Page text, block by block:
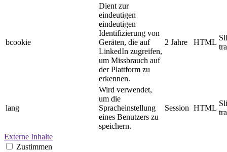
bcookie
Dient zur
eindeutigen
eindeutigen
Identifizierung von
Geräten, die auf
LinkedIn zugreifen,
um Missbrauch auf
der Plattform zu
erkennen.
2 Jahre HTML
lang
Wird verwendet,
um die
Spracheinstellung
eines Benutzers zu
speichern.
Session HTML
Externe Inhalte
Zustimmen